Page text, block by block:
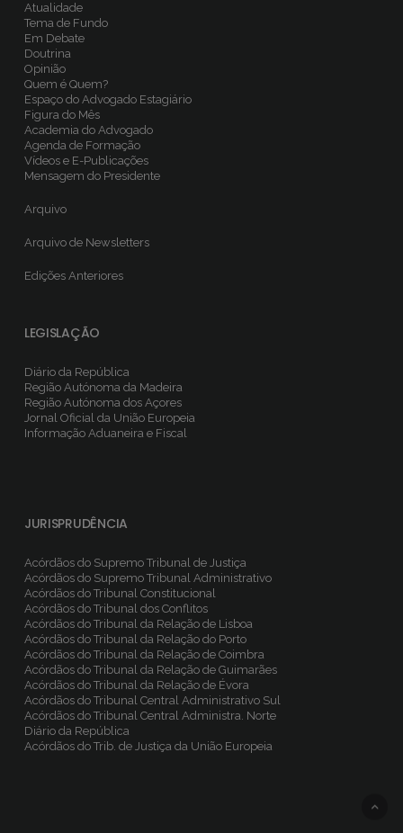
Atualidade
Tema de Fundo
Em Debate
Doutrina
Opinião
Quem é Quem?
Espaço do Advogado Estagiário
Figura do Mês
Academia do Advogado
Agenda de Formação
Vídeos e E-Publicações
Mensagem do Presidente
Arquivo
Arquivo de Newsletters
Edições Anteriores
LEGISLAÇÃO
Diário da República
Região Autónoma da Madeira
Região Autónoma dos Açores
Jornal Oficial da União Europeia
Informação Aduaneira e Fiscal
JURISPRUDÊNCIA
Acórdãos do Supremo Tribunal de Justiça
Acórdãos do Supremo Tribunal Administrativo
Acórdãos do Tribunal Constitucional
Acórdãos do Tribunal dos Conflitos
Acórdãos do Tribunal da Relação de Lisboa
Acórdãos do Tribunal da Relação do Porto
Acórdãos do Tribunal da Relação de Coimbra
Acórdãos do Tribunal da Relação de Guimarães
Acórdãos do Tribunal da Relação de Évora
Acórdãos do Tribunal Central Administrativo Sul
Acórdãos do Tribunal Central Administra. Norte
Diário da República
Acórdãos do Trib. de Justiça da União Europeia